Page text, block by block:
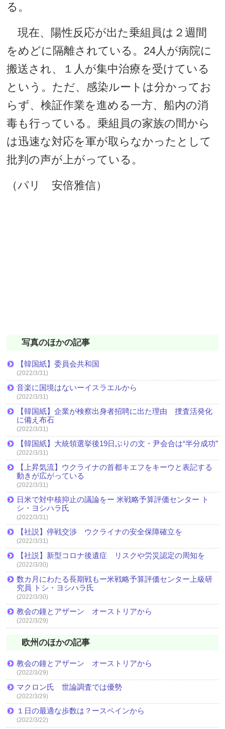
る。
現在、陽性反応が出た乗組員は２週間
をめどに隔離されている。24人が病院に
搬送され、１人が集中治療を受けている
という。ただ、感染ルートは分かってお
らず、検証作業を進める一方、船内の消
毒も行っている。乗組員の家族の間から
は迅速な対応を軍が取らなかったとして
批判の声が上がっている。
（パリ 安倍雅信）
写真のほかの記事
【韓国紙】委員会共和国
(2022/3/31)
音楽に国境はないーイスラエルから
(2022/3/31)
【韓国紙】企業が検察出身者招聘に出た理由 捜査活発化
に備え布石
(2022/3/31)
【韓国紙】大統領選挙後19日ぶりの文・尹会合は“半分成功”
(2022/3/31)
【上昇気流】ウクライナの首都キエフをキーウと表記する
動きが広がっている
(2022/3/31)
日米で対中核抑止の議論をー 米戦略予算評価センター ト
シ・ヨシハラ氏
(2022/3/31)
【社説】停戦交渉 ウクライナの安全保障確立を
(2022/3/31)
【社説】新型コロナ後遺症 リスクや労災認定の周知を
(2022/3/30)
数カ月にわたる長期戦もー米戦略予算評価センター上級研
究員 トシ・ヨシハラ氏
(2022/3/30)
教会の鐘とアザーン オーストリアから
(2022/3/29)
欧州のほかの記事
教会の鐘とアザーン オーストリアから
(2022/3/29)
マクロン氏 世論調査では優勢
(2022/3/29)
１日の最適な歩数は？ースペインから
(2022/3/22)